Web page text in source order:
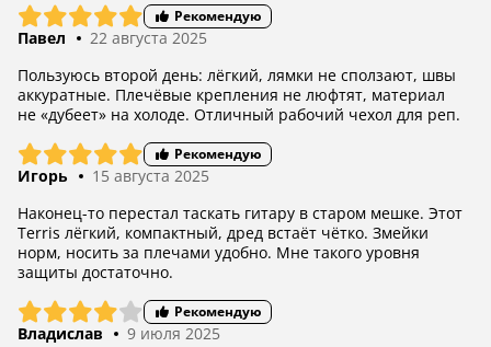
Павел
22 августа 2025
Пользуюсь второй день: лёгкий, лямки не сползают, швы
аккуратные. Плечёвые крепления не люфтят, материал
не «дубеет» на холоде. Отличный рабочий чехол для реп.
Рекомендую
Игорь
15 августа 2025
Наконец-то перестал таскать гитару в старом мешке. Этот
Terris лёгкий, компактный, дред встаёт чётко. Змейки
норм, носить за плечами удобно. Мне такого уровня
защиты достаточно.
Рекомендую
Владислав
9 июля 2025
Рекомендую